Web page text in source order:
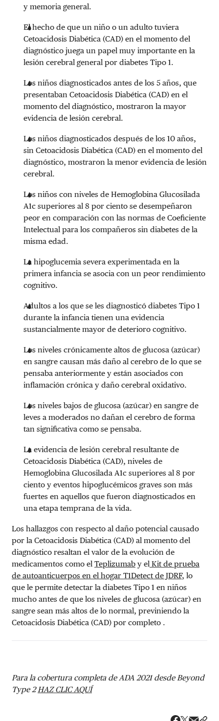
y memoria general.
El hecho de que un niño o un adulto tuviera
Cetoacidosis Diabética (CAD) en el momento del
diagnóstico juega un papel muy importante en la
lesión cerebral general por diabetes Tipo 1.
Los niños diagnosticados antes de los 5 años, que
presentaban Cetoacidosis Diabética (CAD) en el
momento del diagnóstico, mostraron la mayor
evidencia de lesión cerebral.
Los niños diagnosticados después de los 10 años,
sin Cetoacidosis Diabética (CAD) en el momento del
diagnóstico, mostraron la menor evidencia de lesión
cerebral.
Los niños con niveles de Hemoglobina Glucosilada
A1c superiores al 8 por ciento se desempeñaron
peor en comparación con las normas de Coeficiente
Intelectual para los compañeros sin diabetes de la
misma edad.
La hipoglucemia severa experimentada en la
primera infancia se asocia con un peor rendimiento
cognitivo.
Adultos a los que se les diagnosticó diabetes Tipo 1
durante la infancia tienen una evidencia
sustancialmente mayor de deterioro cognitivo.
Los niveles crónicamente altos de glucosa (azúcar)
en sangre causan más daño al cerebro de lo que se
pensaba anteriormente y están asociados con
inflamación crónica y daño cerebral oxidativo.
Los niveles bajos de glucosa (azúcar) en sangre de
leves a moderados no dañan el cerebro de forma
tan significativa como se pensaba.
La evidencia de lesión cerebral resultante de
Cetoacidosis Diabética (CAD), niveles de
Hemoglobina Glucosilada A1c superiores al 8 por
ciento y eventos hipoglucémicos graves son más
fuertes en aquellos que fueron diagnosticados en
una etapa temprana de la vida.
Los hallazgos con respecto al daño potencial causado
por la Cetoacidosis Diabética (CAD) al momento del
diagnóstico resaltan el valor de la evolución de
medicamentos como el Teplizumab y el Kit de prueba
de autoanticuerpos en el hogar T1Detect de JDRF, lo
que le permite detectar la diabetes Tipo 1 en niños
mucho antes de que los niveles de glucosa (azúcar) en
sangre sean más altos de lo normal, previniendo la
Cetoacidosis Diabética (CAD) por completo .
Para la cobertura completa de ADA 2021 desde Beyond
Type 2HAZ CLIC AQUÍ